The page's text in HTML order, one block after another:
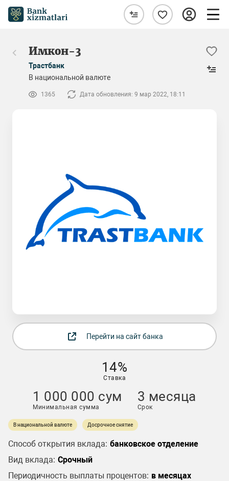
Имкон-3
Трастбанк
В национальной валюте
1365 Дата обновления: 9 мар 2022, 18:11
Перейти на сайт банка
14%
Ставка
1 000 000 сум
Минимальная сумма
3 месяца
Срок
В национальной валюте Досрочное снятие
Способ открытия вклада: банковское отделение
Вид вклада: Срочный
Периодичность выплаты процентов: в месяцах